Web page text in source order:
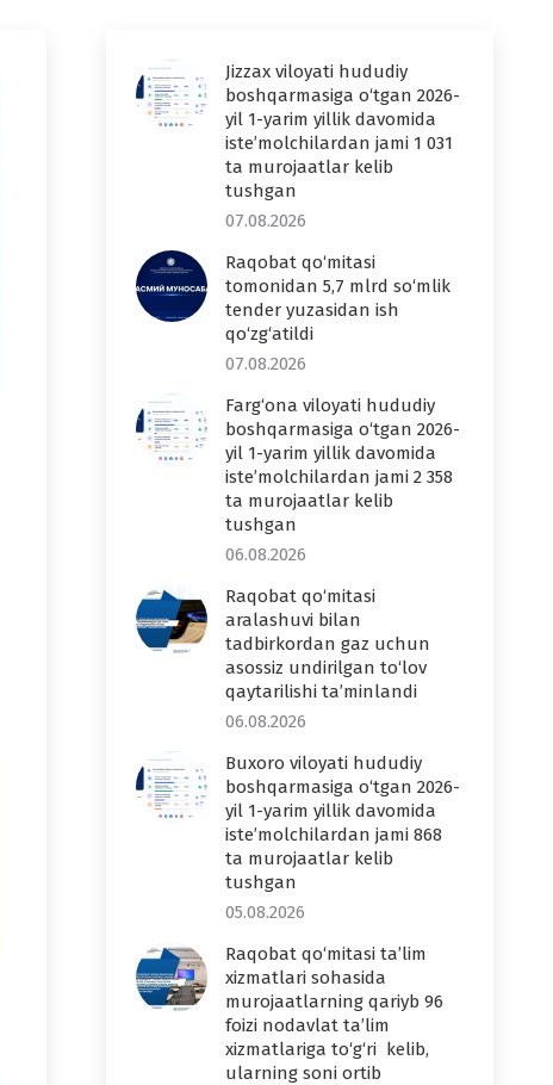
Jizzax viloyati hududiy
boshqarmasiga o‘tgan 2026-
yil 1-yarim yillik davomida
iste’molchilardan jami 1 031
ta murojaatlar kelib
tushgan
07.08.2026
Raqobat qo‘mitasi
tomonidan 5,7 mlrd so‘mlik
tender yuzasidan ish
qo‘zg‘atildi
07.08.2026
Farg‘ona viloyati hududiy
boshqarmasiga o‘tgan 2026-
yil 1-yarim yillik davomida
iste’molchilardan jami 2 358
ta murojaatlar kelib
tushgan
06.08.2026
Raqobat qo‘mitasi
aralashuvi bilan
tadbirkordan gaz uchun
asossiz undirilgan to‘lov
qaytarilishi ta’minlandi
06.08.2026
Buxoro viloyati hududiy
boshqarmasiga o‘tgan 2026-
yil 1-yarim yillik davomida
iste’molchilardan jami 868
ta murojaatlar kelib
tushgan
05.08.2026
Raqobat qo‘mitasi ta’lim
xizmatlari sohasida
murojaatlarning qariyb 96
foizi nodavlat ta’lim
xizmatlariga to‘g‘ri kelib,
ularning soni ortib